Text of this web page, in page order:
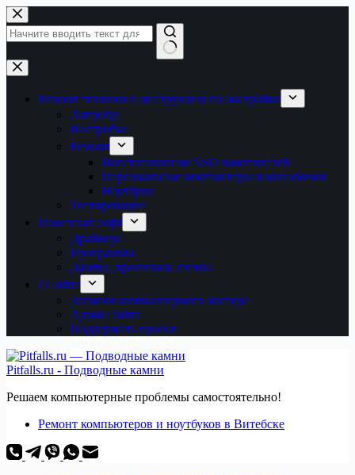
Перейти
к
сути
Ничего
не
найденоРемонт техники и инструкции по настройке
Апгрейд
Настройка
Ремонт
Восстановление SSD накопителей
Персональные компьютеры и моноблоки
Ноутбуки
Тестирование
Полезный софт
Драйвера
Программы
Дампы, прошивки, схемы
О сайте
Записки компьютерного мастера
Админ сайта
Поддержать проект
Pitfalls.ru - Подводные камни
Решаем компьютерные проблемы самостоятельно!
Ремонт компьютеров и ноутбуков в Витебске